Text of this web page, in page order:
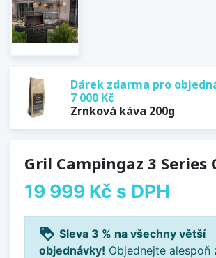
Dárek zdarma pro
7 000 Kč
Zrnková káva 200g
Gril Campingaz 3 Series
19 999 Kč s DPH
loyalty Sleva 3 % na všechny větší
objednávky! Objednejte alespoň